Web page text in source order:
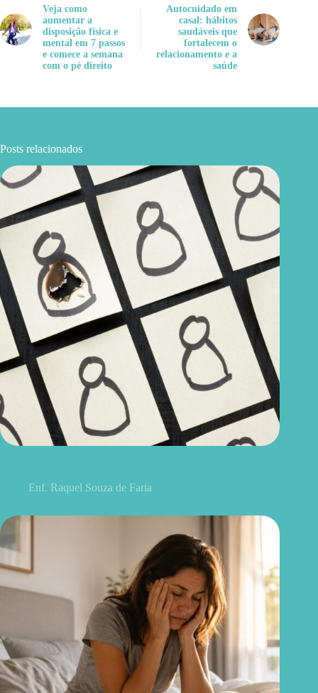
Veja como
aumentar a
disposição física e
mental em 7 passos
e comece a semana
com o pé direito
Autocuidado em
casal: hábitos
saudáveis que
fortalecem o
relacionamento e a
saúde
Posts relacionados
Enf. Raquel Souza de Faria